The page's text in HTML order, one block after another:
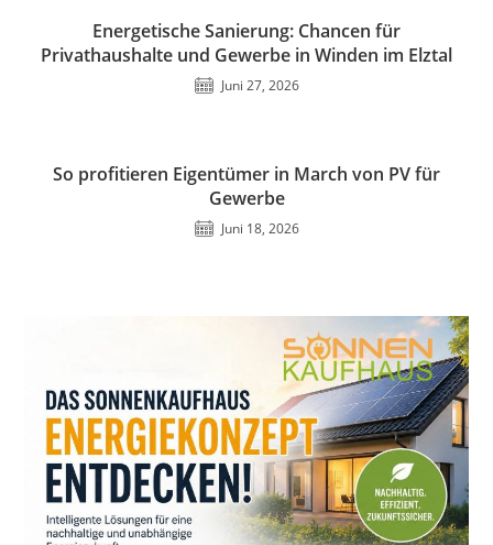
Energetische Sanierung: Chancen für
Privathaushalte und Gewerbe in Winden im Elztal
Juni 27, 2026
So profitieren Eigentümer in March von PV für
Gewerbe
Juni 18, 2026